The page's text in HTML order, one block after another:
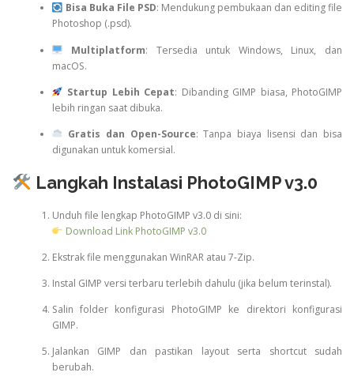
Bisa Buka File PSD: Mendukung pembukaan dan editing file
Photoshop (.psd).
Multiplatform: Tersedia untuk Windows, Linux, dan
macOS.
Startup Lebih Cepat: Dibanding GIMP biasa, PhotoGIMP
lebih ringan saat dibuka.
Gratis dan Open-Source: Tanpa biaya lisensi dan bisa
digunakan untuk komersial.
Langkah Instalasi PhotoGIMP v3.0
Unduh file lengkap PhotoGIMP v3.0 di sini:
Download Link PhotoGIMP v3.0
Ekstrak file menggunakan WinRAR atau 7-Zip.
Instal GIMP versi terbaru terlebih dahulu (jika belum terinstal).
Salin folder konfigurasi PhotoGIMP ke direktori konfigurasi
GIMP.
Jalankan GIMP dan pastikan layout serta shortcut sudah
berubah.